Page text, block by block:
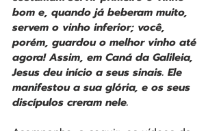
bom e, quando já beberam muito,
servem o vinho inferior; você,
porém, guardou o melhor vinho até
agora! Assim, em Caná da Galileia,
Jesus deu início a seus sinais. Ele
manifestou a sua glória, e os seus
discípulos creram nele.